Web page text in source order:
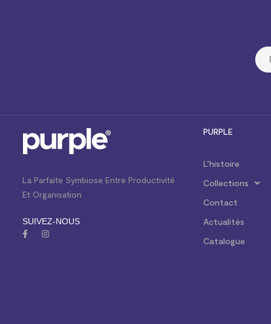
La Parfaite Symbiose Entre Productivité
Et Organisation
SUIVEZ-NOUS
PURPLE
L’histoire
Collections
Contact
Actualités
Catalogue